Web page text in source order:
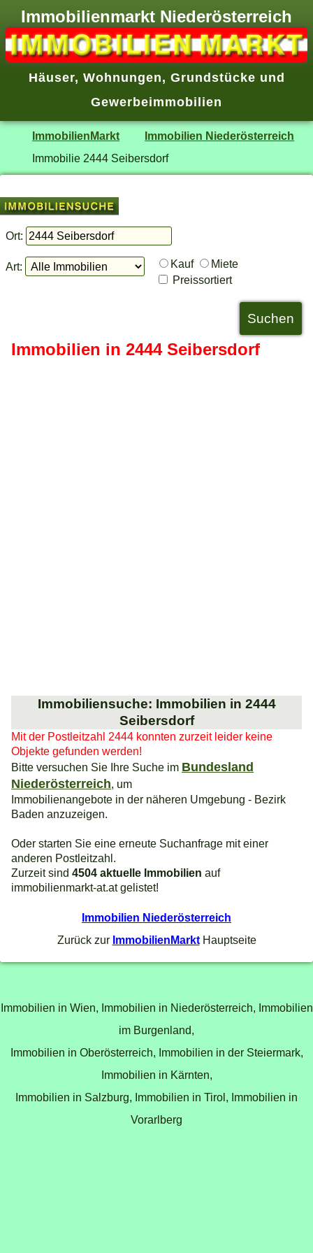
Immobilienmarkt Niederösterreich
Häuser, Wohnungen, Grundstücke und
Gewerbeimmobilien
ImmobilienMarkt
Immobilien Niederösterreich
Immobilie 2444 Seibersdorf
Ort:
Art: Kauf
Miete
Preissortiert
Immobilien in 2444 Seibersdorf
Immobiliensuche: Immobilien in 2444
Seibersdorf
Mit der Postleitzahl 2444 konnten zurzeit leider keine
Objekte gefunden werden!
Bitte versuchen Sie Ihre Suche im Bundesland
Niederösterreich, um
Immobilienangebote in der näheren Umgebung - Bezirk
Baden anzuzeigen.
Oder starten Sie eine erneute Suchanfrage mit einer
anderen Postleitzahl.
Zurzeit sind4504 aktuelle Immobilien auf
immobilienmarkt-at.at gelistet!
Immobilien Niederösterreich
Zurück zur ImmobilienMarktHauptseite
Immobilien in Wien, Immobilien in Niederösterreich, Immobilien
im Burgenland,
Immobilien in Oberösterreich, Immobilien in der Steiermark,
Immobilien in Kärnten,
Immobilien in Salzburg, Immobilien in Tirol, Immobilien in
Vorarlberg